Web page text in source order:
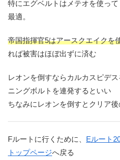
特にエグベルトはメテオを使っ
最適。
帝国指揮官5はアースクエイクを
れば被害はほぼ出ずに済む
レオンを倒すならカルカスピデ
ニングボルトを連発するといい
ちなみにレオンを倒すとクリア
Fルートに行くために、 Eルート
トップページへ戻る